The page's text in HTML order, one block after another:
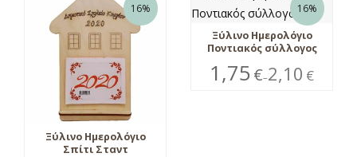
16%
Ξύλινο Ημερολόγιο
Σπίτι Σταντ
16%
Ξύλινο Ημερολόγιο
Ποντιακός σύλλογος
1,75 €–2,10 €